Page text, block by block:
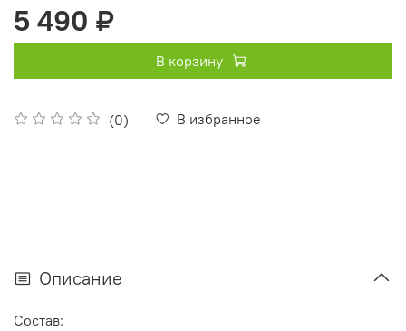
(0) В избранное
5 490 ₽
В корзину
Описание
Состав: